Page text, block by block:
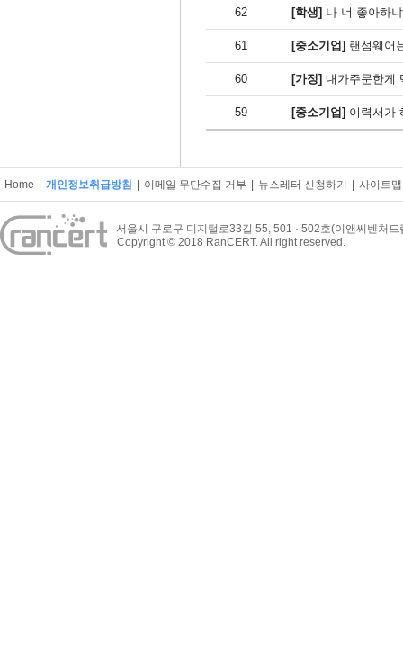
62 [학생] 나 너 좋아하
61 [중소기업] 랜섬웨어
60 [가정] 내가주문한게
59 [중소기업] 이력서가
Home 개인정보취급방침 이메일 무단수집 거부 뉴스레터 신청하기 사이트맵
서울시 구로구 디지털로33길 55, 501 · 502호(이앤씨벤처드
Copyright © 2018 RanCERT. All right reserved.